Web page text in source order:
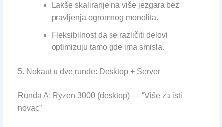
Lakše skaliranje na više jezgara bez
pravljenja ogromnog monolita.
Fleksibilnost da se različiti delovi
optimizuju tamo gde ima smisla.
5. Nokaut u dve runde: Desktop + Server
Runda A: Ryzen 3000 (desktop) — “Više za isti
novac”